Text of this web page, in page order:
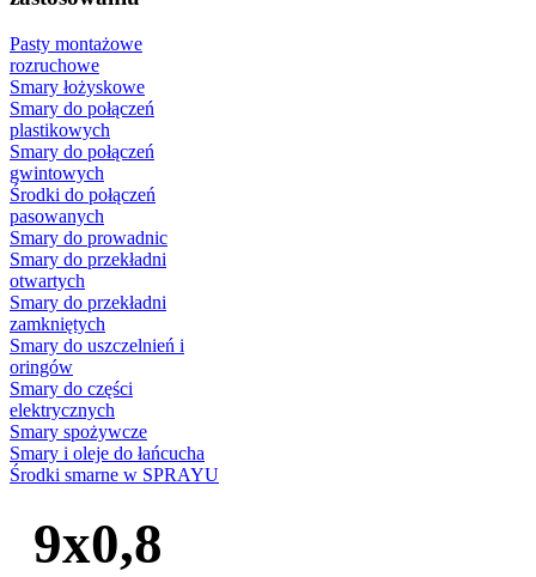
Pasty montażowe
rozruchowe
Smary łożyskowe
Smary do połączeń
plastikowych
Smary do połączeń
gwintowych
Środki do połączeń
pasowanych
Smary do prowadnic
Smary do przekładni
otwartych
Smary do przekładni
zamkniętych
Smary do uszczelnień i
oringów
Smary do części
elektrycznych
Smary spożywcze
Smary i oleje do łańcucha
Środki smarne w SPRAYU
9x0,8